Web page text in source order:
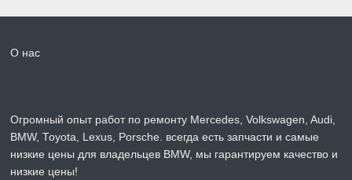
О нас
Огромный опыт работ по ремонту Mercedes, Volkswagen, Audi,
BMW, Toyota, Lexus, Porsche. всегда есть запчасти и самые
низкие цены для владельцев BMW, мы гарантируем качество и
низкие цены!